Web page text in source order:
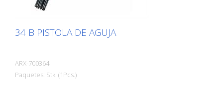
34 B PISTOLA DE AGUJA
ARX-700364
Paquetes: Stk. (1Pcs.)